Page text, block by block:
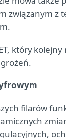
związanym z
który kolejny
filarów